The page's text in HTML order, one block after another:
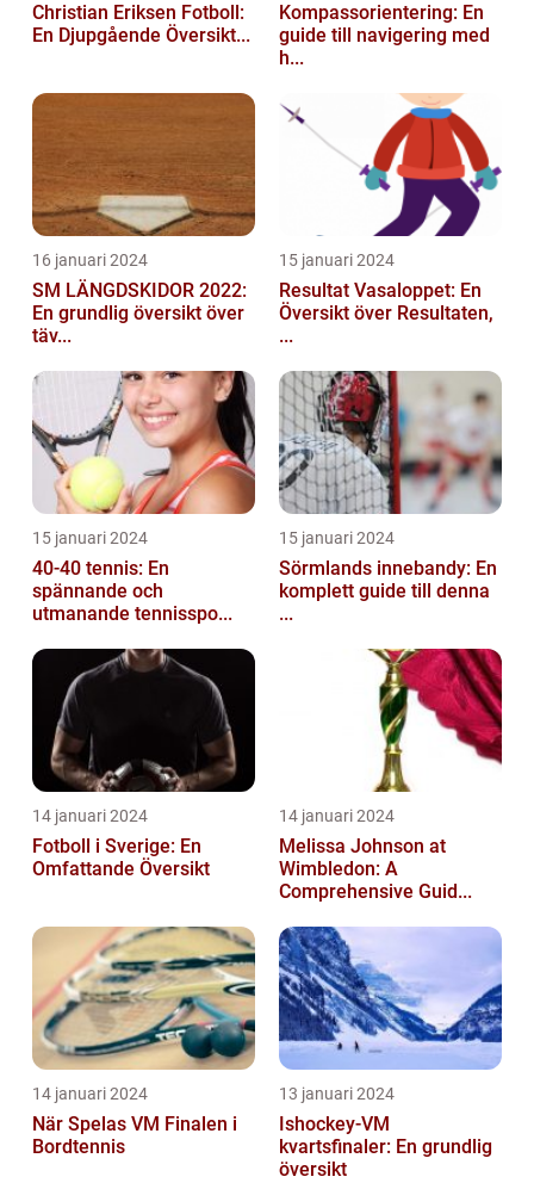
Christian Eriksen Fotboll:
En Djupgående Översikt...
Kompassorientering: En
guide till navigering med
h...
16 januari 2024
SM LÄNGDSKIDOR 2022:
En grundlig översikt över
täv...
15 januari 2024
Resultat Vasaloppet: En
Översikt över Resultaten,
...
15 januari 2024
40-40 tennis: En
spännande och
utmanande tennisspo...
15 januari 2024
Sörmlands innebandy: En
komplett guide till denna
...
14 januari 2024
Fotboll i Sverige: En
Omfattande Översikt
14 januari 2024
Melissa Johnson at
Wimbledon: A
Comprehensive Guid...
14 januari 2024
När Spelas VM Finalen i
Bordtennis
13 januari 2024
Ishockey-VM
kvartsfinaler: En grundlig
översikt